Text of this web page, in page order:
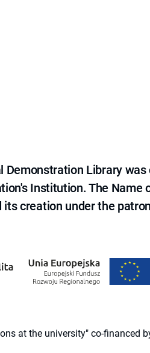
Demonstration Library
Institution. The Name
its creation under the
at the university" co-financed